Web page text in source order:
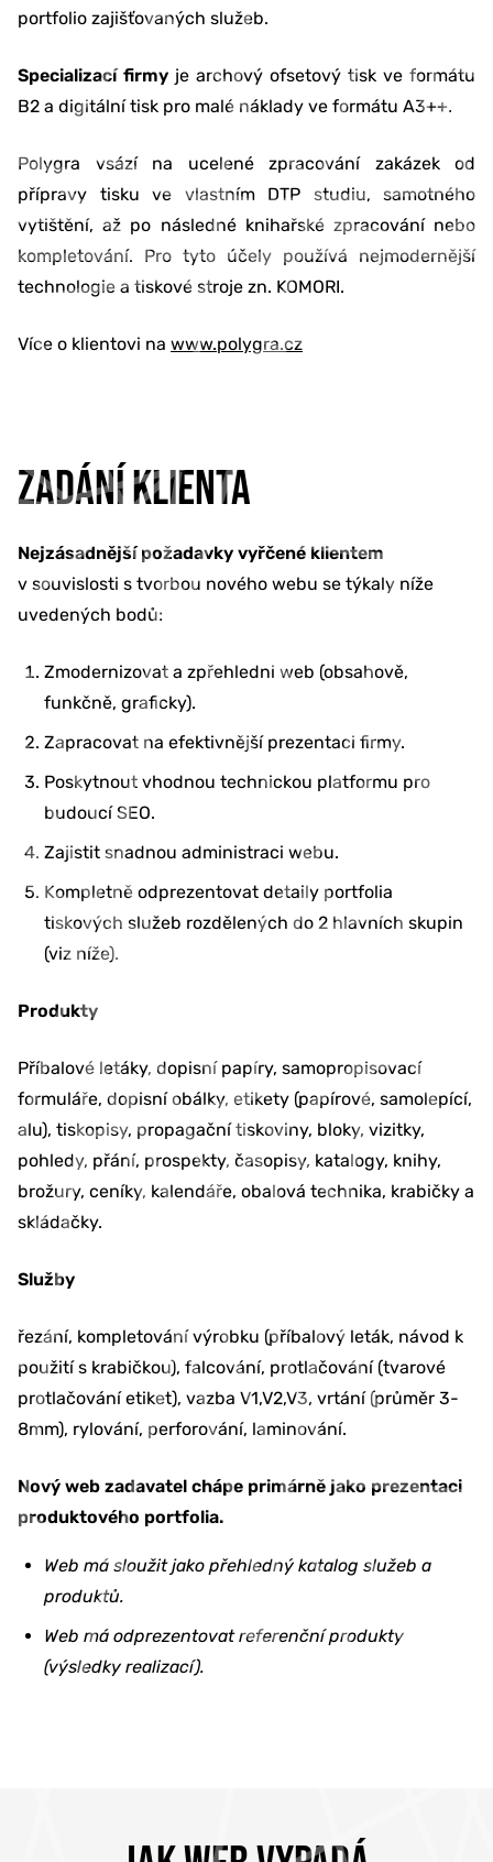
portfolio zajišťovaných služeb.
Specializací firmy je archový ofsetový tisk ve formátu
B2 a digitální tisk pro malé náklady ve formátu A3++.
Polygra vsází na ucelené zpracování zakázek od
přípravy tisku ve vlastním DTP studiu, samotného
vytištění, až po následné knihařské zpracování nebo
kompletování. Pro tyto účely používá nejmodernější
technologie a tiskové stroje zn. KOMORI.
Více o klientovi na www.polygra.cz
ZADÁNÍ KLIENTA
Nejzásadnější požadavky vyřčené klientem
v souvislosti s tvorbou nového webu se týkaly níže
uvedených bodů:
Zmodernizovat a zpřehledni web (obsahově,
funkčně, graficky).
Zapracovat na efektivnější prezentaci firmy.
Poskytnout vhodnou technickou platformu pro
budoucí SEO.
Zajistit snadnou administraci webu.
Kompletně odprezentovat detaily portfolia
tiskových služeb rozdělených do 2 hlavních skupin
(viz níže).
Produkty
Příbalové letáky, dopisní papíry, samopropisovací
formuláře, dopisní obálky, etikety (papírové, samolepící,
alu), tiskopisy, propagační tiskoviny, bloky, vizitky,
pohledy, přání, prospekty, časopisy, katalogy, knihy,
brožury, ceníky, kalendáře, obalová technika, krabičky a
skládačky.
Služby
řezání, kompletování výrobku (příbalový leták, návod k
použití s krabičkou), falcování, protlačování (tvarové
protlačování etiket), vazba V1,V2,V3, vrtání (průměr 3-
8mm), rylování, perforování, laminování.
Nový web zadavatel chápe primárně jako prezentaci
produktového portfolia.
Web má sloužit jako přehledný katalog služeb a
produktů.
Web má odprezentovat referenční produkty
(výsledky realizací).